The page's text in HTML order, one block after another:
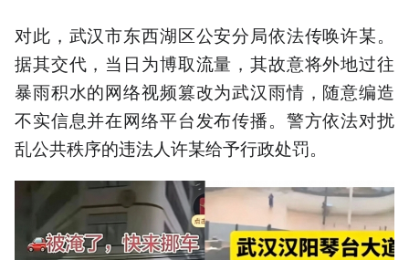
对此，武汉市东西湖区公安分局依法传唤许某。
据其交代，当日为博取流量，其故意将外地过往
暴雨积水的网络视频篡改为武汉雨情，随意编造
不实信息并在网络平台发布传播。警方依法对扰
乱公共秩序的违法人许某给予行政处罚。